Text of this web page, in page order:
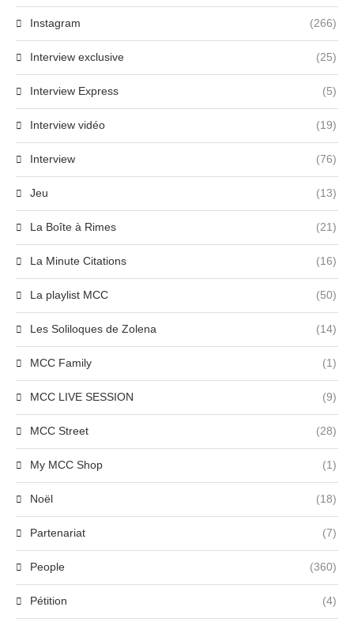
Instagram (266)
Interview exclusive (25)
Interview Express (5)
Interview vidéo (19)
Interview (76)
Jeu (13)
La Boîte à Rimes (21)
La Minute Citations (16)
La playlist MCC (50)
Les Soliloques de Zolena (14)
MCC Family (1)
MCC LIVE SESSION (9)
MCC Street (28)
My MCC Shop (1)
Noël (18)
Partenariat (7)
People (360)
Pétition (4)